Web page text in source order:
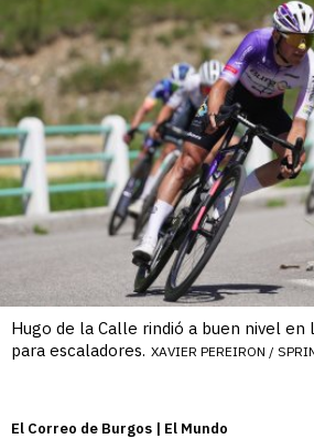
Hugo de la Calle rindió a buen nivel en
para escaladores. XAVIER PEREIRON /
El Correo de Burgos | El Mundo